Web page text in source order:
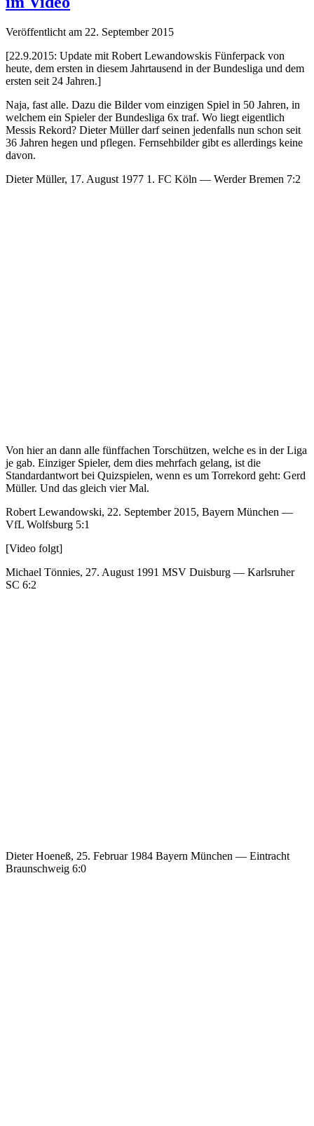
Veröffentlicht am 22. September 2015
[22.9.2015: Update mit Robert Lewandowskis Fünferpack von
heute, dem ersten in diesem Jahrtausend in der Bundesliga und dem
ersten seit 24 Jahren.]
Naja, fast alle. Dazu die Bilder vom einzigen Spiel in 50 Jahren, in
welchem ein Spieler der Bundesliga 6x traf. Wo liegt eigentlich
Messis Rekord? Dieter Müller darf seinen jedenfalls nun schon seit
36 Jahren hegen und pflegen. Fernsehbilder gibt es allerdings keine
davon.
Dieter Müller, 17. August 1977 1. FC Köln — Werder Bremen 7:2
Von hier an dann alle fünffachen Torschützen, welche es in der Liga
je gab. Einziger Spieler, dem dies mehrfach gelang, ist die
Standardantwort bei Quizspielen, wenn es um Torrekord geht: Gerd
Müller. Und das gleich vier Mal.
Robert Lewandowski, 22. September 2015, Bayern München —
VfL Wolfsburg 5:1
[Video folgt]
Michael Tönnies, 27. August 1991 MSV Duisburg — Karlsruher
SC 6:2
Dieter Hoeneß, 25. Februar 1984 Bayern München — Eintracht
Braunschweig 6:0